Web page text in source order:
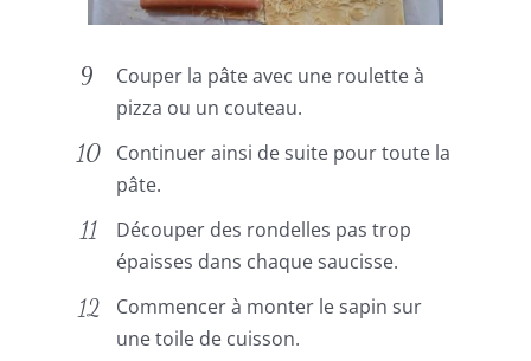
Couper la pâte avec une roulette à
pizza ou un couteau.
Continuer ainsi de suite pour toute la
pâte.
Découper des rondelles pas trop
épaisses dans chaque saucisse.
Commencer à monter le sapin sur
une toile de cuisson.